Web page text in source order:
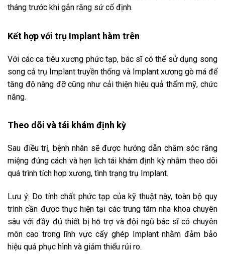
tháng trước khi gắn răng sứ cố định.
Kết hợp với trụ Implant hàm trên
Với các ca tiêu xương phức tạp, bác sĩ có thể sử dụng song
song cả trụ Implant truyền thống và Implant xương gò má để
tăng độ nâng đỡ cũng như cải thiện hiệu quả thẩm mỹ, chức
năng.
Theo dõi và tái khám định kỳ
Sau điều trị, bệnh nhân sẽ được hướng dẫn chăm sóc răng
miệng đúng cách và hẹn lịch tái khám định kỳ nhằm theo dõi
quá trình tích hợp xương, tình trạng trụ Implant.
Lưu ý: Do tính chất phức tạp của kỹ thuật này, toàn bộ quy
trình cần được thực hiện tại các trung tâm nha khoa chuyên
sâu với đầy đủ thiết bị hỗ trợ và đội ngũ bác sĩ có chuyên
môn cao trong lĩnh vực cấy ghép Implant nhằm đảm bảo
hiệu quả phục hình và giảm thiểu rủi ro.